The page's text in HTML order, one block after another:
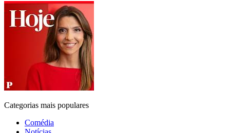
Categorias mais populares
Comédia